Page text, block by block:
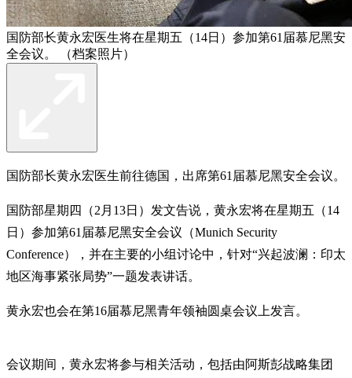
国防部长黄永宏医生将在星期五（14日）参加第61届慕尼黑安
全会议。 （档案照片）
国防部长黄永宏医生前往德国，出席第61届慕尼黑安全会议。
国防部星期四（2月13日）发文告说，黄永宏将在星期五（14
日）参加第61届慕尼黑安全会议（Munich Security
Conference），并在主要的小组讨论中，针对“兴起波澜：印太
地区海事紧张局势”一题发表讲话。
黄永宏也会在第16届慕尼黑青年领袖圆桌会议上发言。
会议期间，黄永宏将参与相关活动，包括由阿斯彭战略集团